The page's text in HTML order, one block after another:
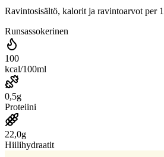
Ravintosisältö, kalorit ja ravintoarvot per
Runsassokerinen
100
kcal/100ml
0,5g
Proteiini
22,0g
Hiilihydraatit